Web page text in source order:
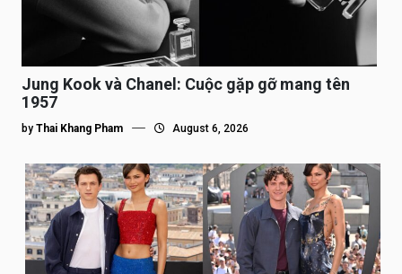
Jung Kook và Chanel: Cuộc gặp gỡ mang tên
1957
by Thai Khang Pham August 6, 2026